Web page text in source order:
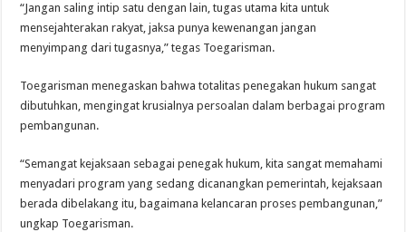
“Jangan saling intip satu dengan lain, tugas utama kita untuk
mensejahterakan rakyat, jaksa punya kewenangan jangan
menyimpang dari tugasnya,” tegas Toegarisman.
Toegarisman menegaskan bahwa totalitas penegakan hukum sangat
dibutuhkan, mengingat krusialnya persoalan dalam berbagai program
pembangunan.
“Semangat kejaksaan sebagai penegak hukum, kita sangat memahami
menyadari program yang sedang dicanangkan pemerintah, kejaksaan
berada dibelakang itu, bagaimana kelancaran proses pembangunan,”
ungkap Toegarisman.